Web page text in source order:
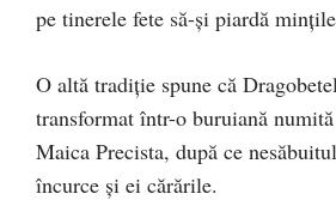
pe tinerele fete să-şi piardă
O altă tradiţie spune că
transformat într-o buruiană
Maica Precista, după ce
încurce şi ei cărările.